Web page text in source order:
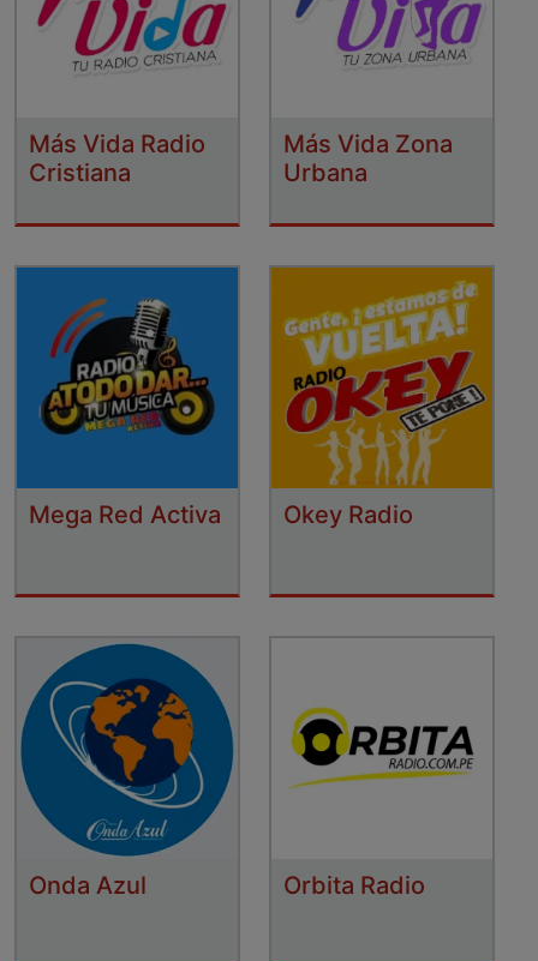
Más Vida Radio
Cristiana
Más Vida Zona
Urbana
Mega Red Activa Okey Radio
Onda Azul Orbita Radio